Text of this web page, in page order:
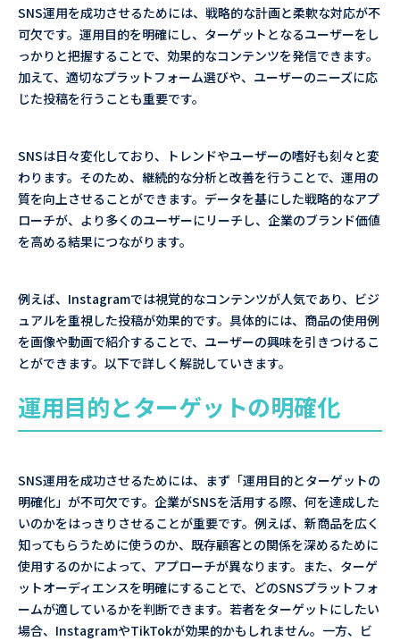
SNS運用を成功させるためには、戦略的な計画と柔軟な対応が不
可欠です。運用目的を明確にし、ターゲットとなるユーザーをし
っかりと把握することで、効果的なコンテンツを発信できます。
加えて、適切なプラットフォーム選びや、ユーザーのニーズに応
じた投稿を行うことも重要です。
SNSは日々変化しており、トレンドやユーザーの嗜好も刻々と変
わります。そのため、継続的な分析と改善を行うことで、運用の
質を向上させることができます。データを基にした戦略的なアプ
ローチが、より多くのユーザーにリーチし、企業のブランド価値
を高める結果につながります。
例えば、Instagramでは視覚的なコンテンツが人気であり、ビジ
ュアルを重視した投稿が効果的です。具体的には、商品の使用例
を画像や動画で紹介することで、ユーザーの興味を引きつけるこ
とができます。以下で詳しく解説していきます。
運用目的とターゲットの明確化
SNS運用を成功させるためには、まず「運用目的とターゲットの
明確化」が不可欠です。企業がSNSを活用する際、何を達成した
いのかをはっきりさせることが重要です。例えば、新商品を広く
知ってもらうために使うのか、既存顧客との関係を深めるために
使用するのかによって、アプローチが異なります。また、ターゲ
ットオーディエンスを明確にすることで、どのSNSプラットフォ
ームが適しているかを判断できます。若者をターゲットにしたい
場合、InstagramやTikTokが効果的かもしれません。一方、ビ